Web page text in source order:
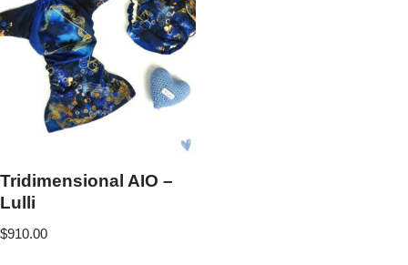
Tridimensional AIO –
Lulli
$910.00